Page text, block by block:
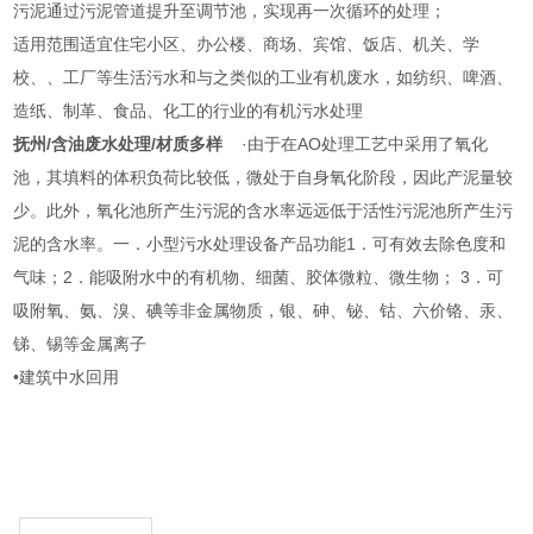
污泥通过污泥管道提升至调节池，实现再一次循环的处理；
适用范围适宜住宅小区、办公楼、商场、宾馆、饭店、机关、学
校、、工厂等生活污水和与之类似的工业有机废水，如纺织、啤酒、
造纸、制革、食品、化工的行业的有机污水处理
抚州/含油废水处理/材质多样 ·由于在AO处理工艺中采用了氧化
池，其填料的体积负荷比较低，微处于自身氧化阶段，因此产泥量较
少。此外，氧化池所产生污泥的含水率远远低于活性污泥池所产生污
泥的含水率。一．小型污水处理设备产品功能1．可有效去除色度和
气味；2．能吸附水中的有机物、细菌、胶体微粒、微生物； 3．可
吸附氧、氨、溴、碘等非金属物质，银、砷、铋、钴、六价铬、汞、
锑、锡等金属离子
•建筑中水回用